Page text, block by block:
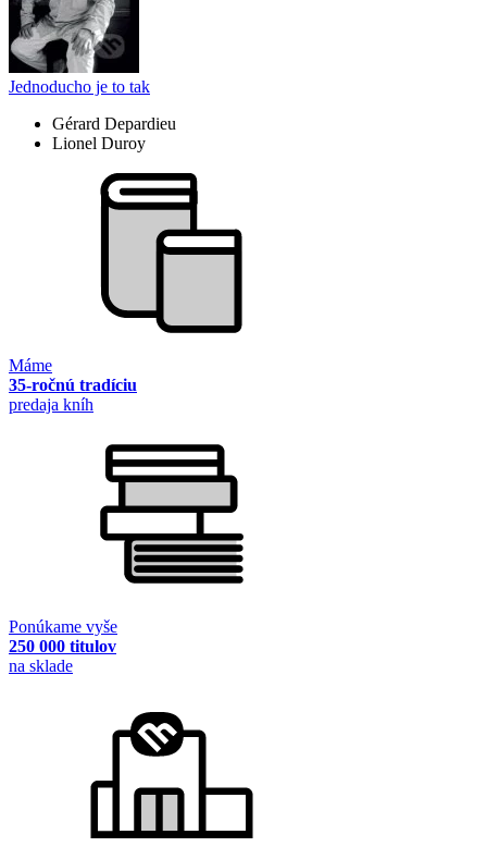
Jednoducho je to tak
Gérard Depardieu
Lionel Duroy
Máme
35-ročnú tradíciu
predaja kníh
Ponúkame vyše
250 000 titulov
na sklade